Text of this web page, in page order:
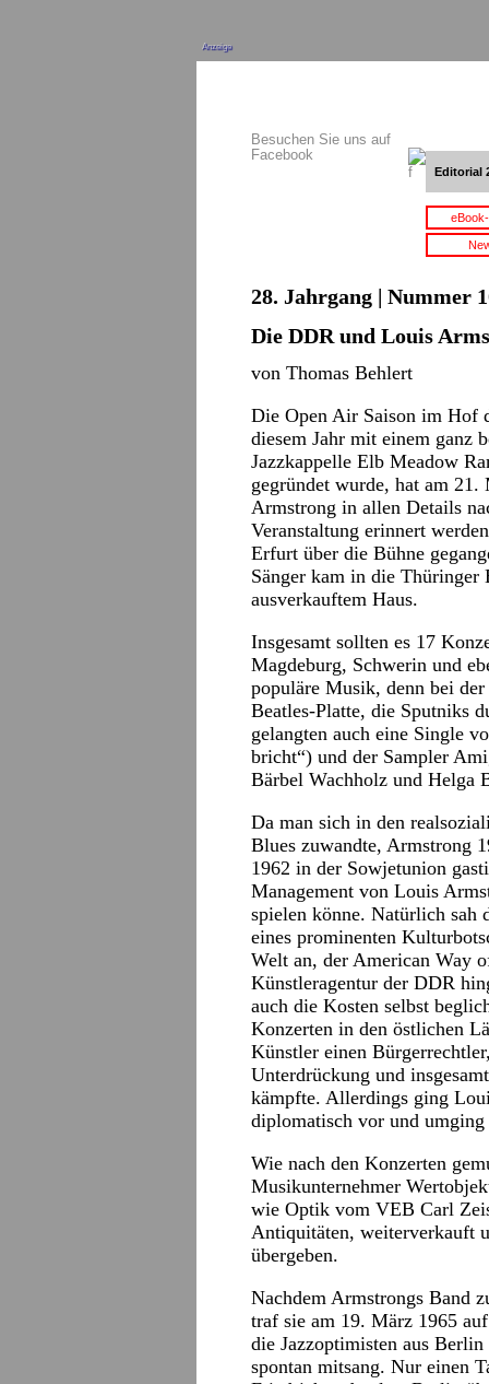
Anzeige
Besuchen Sie uns auf
Facebook
Editorial
28. Jahrgang | Nummer
Die DDR und Louis
von Thomas Behlert
Die Open Air Saison im Hof
diesem Jahr mit einem ganz
Jazzkappelle Elb Meadow
gegründet wurde, hat am
Armstrong in allen Details
Veranstaltung erinnert
Erfurt über die Bühne
Sänger kam in die Thüringer
ausverkauftem Haus.
Insgesamt sollten es 17
Magdeburg, Schwerin und
populäre Musik, denn bei
Beatles-Platte, die Sputniks
gelangten auch eine Single
bricht“) und der Sampler
Bärbel Wachholz und Helga
Da man sich in den
Blues zuwandte, Armstrong
1962 in der Sowjetunion
Management von Louis
spielen könne. Natürlich sah
eines prominenten
Welt an, der American Way
Künstleragentur der DDR
auch die Kosten selbst
Konzerten in den östlichen
Künstler einen
Unterdrückung und
kämpfte. Allerdings ging
diplomatisch vor und
Wie nach den Konzerten
Musikunternehmer
wie Optik vom VEB Carl
Antiquitäten, weiterverkauft
übergeben.
Nachdem Armstrongs Band
traf sie am 19. März 1965
die Jazzoptimisten aus
spontan mitsang. Nur einen